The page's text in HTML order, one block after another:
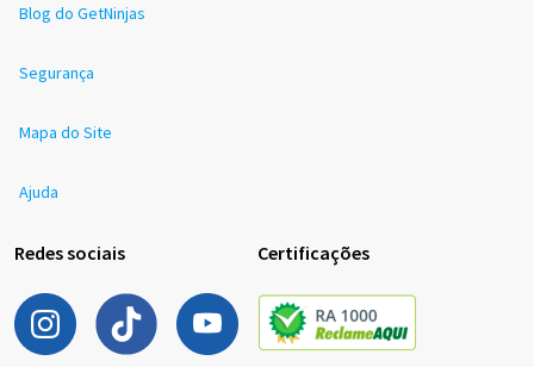
Blog do GetNinjas
Segurança
Mapa do Site
Ajuda
Redes sociais Certificações